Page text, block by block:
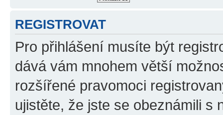
REGISTROVAT
Pro přihlášení musíte být
dává vám mnohem větší
rozšířené pravomoci
ujistěte, že jste se obeznámili s